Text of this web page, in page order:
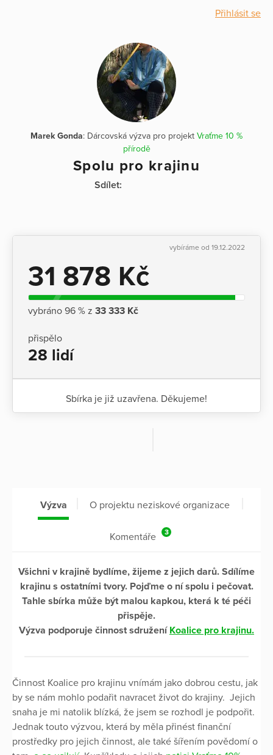
Přihlásit se
Marek Gonda: Dárcovská výzva pro projekt Vraťme 10 %
přírodě
Spolu pro krajinu
Sdílet:
vybíráme od 19.12.2022
31 878 Kč
vybráno 96 % z 33 333 Kč
přispělo
28 lidí
Sbírka je již uzavřena. Děkujeme!
Výzva O projektu neziskové organizace
Komentáře 3
Všichni v krajině bydlíme, žijeme z jejich darů. Sdílíme
krajinu s ostatními tvory. Pojďme o ní spolu i pečovat.
Tahle sbírka může být malou kapkou, která k té péči
přispěje.
Výzva podporuje činnost sdružení Koalice pro krajinu.
Činnost Koalice pro krajinu vnímám jako dobrou cestu, jak
by se nám mohlo podařit navracet život do krajiny. Jejich
snaha je mi natolik blízká, že jsem se rozhodl je podpořit.
Jednak touto výzvou, která by měla přinést finanční
prostředky pro jejich činnost, ale také šířením povědomí o